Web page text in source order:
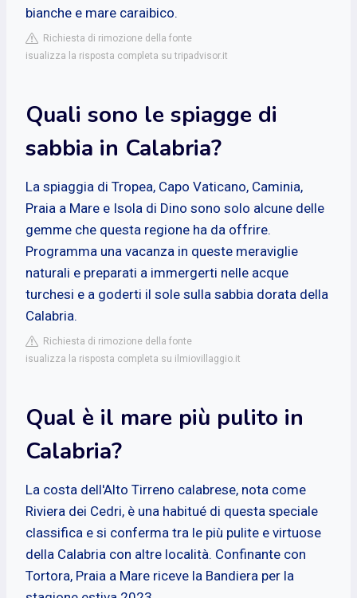
bianche e mare caraibico.
Richiesta di rimozione della fonte
isualizza la risposta completa su tripadvisor.it
Quali sono le spiagge di
sabbia in Calabria?
La spiaggia di Tropea, Capo Vaticano, Caminia,
Praia a Mare e Isola di Dino sono solo alcune delle
gemme che questa regione ha da offrire.
Programma una vacanza in queste meraviglie
naturali e preparati a immergerti nelle acque
turchesi e a goderti il sole sulla sabbia dorata della
Calabria.
Richiesta di rimozione della fonte
isualizza la risposta completa su ilmiovillaggio.it
Qual è il mare più pulito in
Calabria?
La costa dell'Alto Tirreno calabrese, nota come
Riviera dei Cedri, è una habitué di questa speciale
classifica e si conferma tra le più pulite e virtuose
della Calabria con altre località. Confinante con
Tortora, Praia a Mare riceve la Bandiera per la